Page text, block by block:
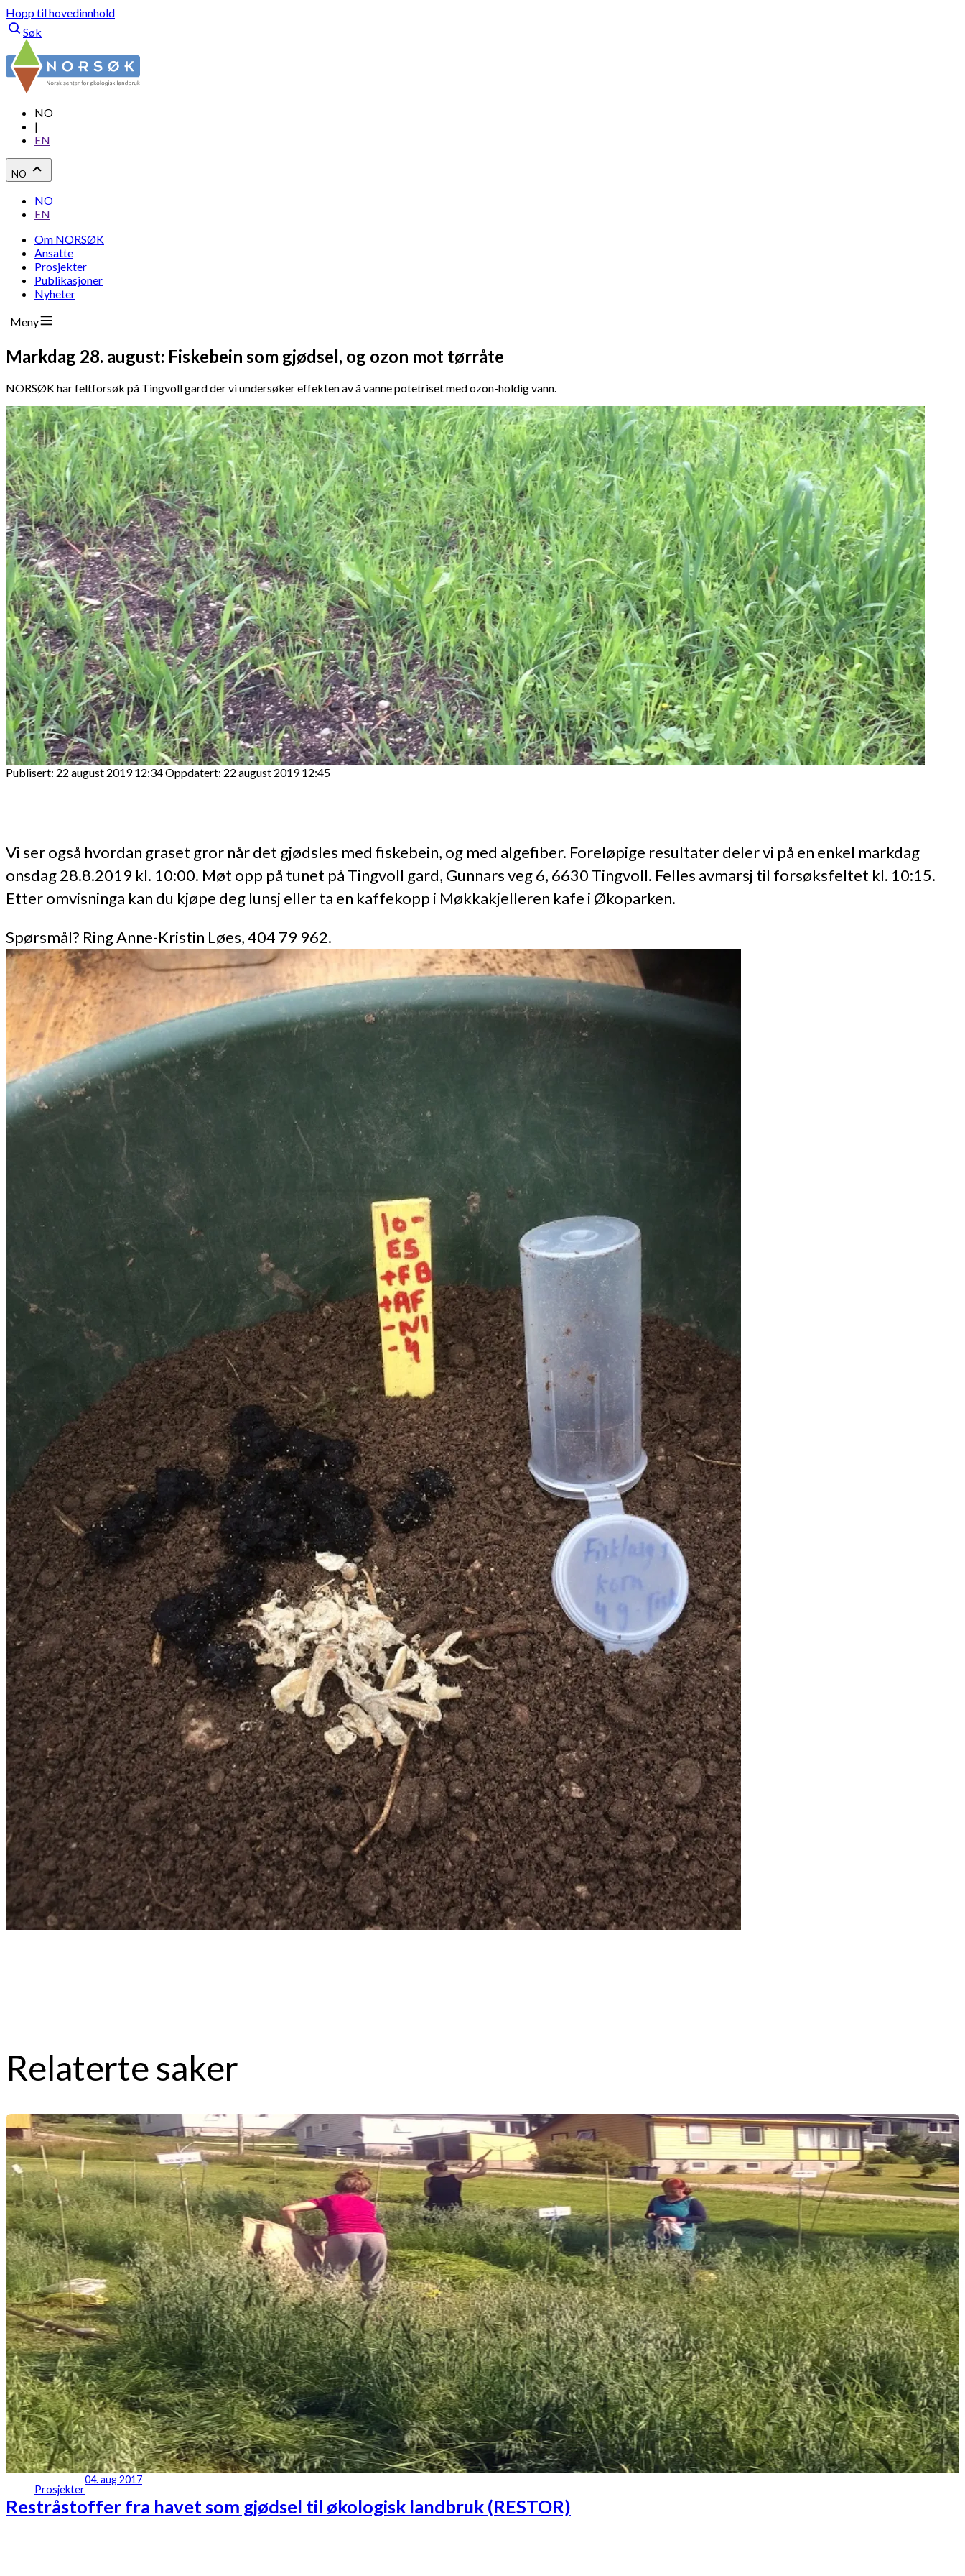
Hopp til hovedinnhold
Søk
NO
|
EN
NO
NO
EN
Om NORSØK
Ansatte
Prosjekter
Publikasjoner
Nyheter
Meny
Markdag 28. august: Fiskebein som gjødsel, og ozon mot tørråte
NORSØK har feltforsøk på Tingvoll gard der vi undersøker effekten av å vanne potetriset med ozon-holdig vann.
Publisert: 22 august 2019 12:34Oppdatert: 22 august 2019 12:45
Vi ser også hvordan graset gror når det gjødsles med fiskebein, og med algefiber. Foreløpige resultater deler vi på en enkel markdag
onsdag 28.8.2019 kl. 10:00. Møt opp på tunet på Tingvoll gard, Gunnars veg 6, 6630 Tingvoll. Felles avmarsj til forsøksfeltet kl. 10:15.
Etter omvisninga kan du kjøpe deg lunsj eller ta en kaffekopp i Møkkakjelleren kafe i Økoparken.
Spørsmål? Ring Anne-Kristin Løes, 404 79 962.
Relaterte saker
Prosjekter
04. aug 2017
Restråstoffer fra havet som gjødsel til økologisk landbruk (RESTOR)